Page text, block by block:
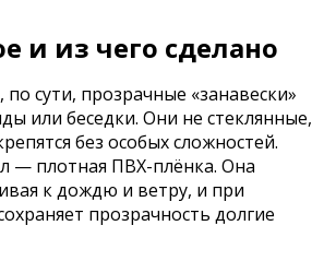
и из чего сделано
сути, прозрачные «занавески»
или беседки. Они не стеклянные,
без особых сложностей.
— плотная ПВХ-плёнка. Она
к дождю и ветру, и при
прозрачность долгие